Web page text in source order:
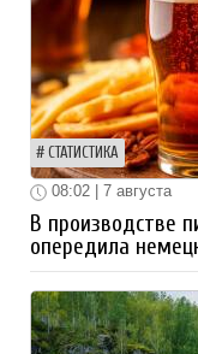
СТАТИСТИКА
08:02 | 7 августа
В производстве
опередила